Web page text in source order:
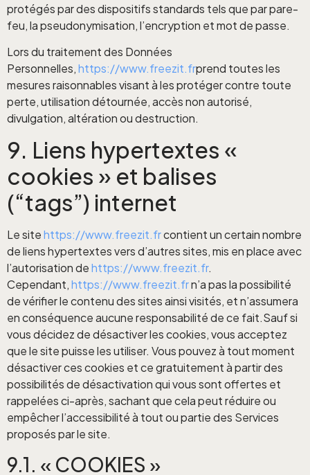
protégés par des dispositifs standards tels que par pare-
feu, la pseudonymisation, l’encryption et mot de passe.
Lors du traitement des Données
Personnelles,https://www.freezit.frprend toutes les
mesures raisonnables visant à les protéger contre toute
perte, utilisation détournée, accès non autorisé,
divulgation, altération ou destruction.
9. Liens hypertextes «
cookies » et balises
(“tags”) internet
Le sitehttps://www.freezit.frcontient un certain nombre
de liens hypertextes vers d’autres sites, mis en place avec
l’autorisation dehttps://www.freezit.fr.
Cependant,https://www.freezit.frn’a pas la possibilité
de vérifier le contenu des sites ainsi visités, et n’assumera
en conséquence aucune responsabilité de ce fait.Sauf si
vous décidez de désactiver les cookies, vous acceptez
que le site puisse les utiliser. Vous pouvez à tout moment
désactiver ces cookies et ce gratuitement à partir des
possibilités de désactivation qui vous sont offertes et
rappelées ci-après, sachant que cela peut réduire ou
empêcher l’accessibilité à tout ou partie des Services
proposés par le site.
9.1. « COOKIES »